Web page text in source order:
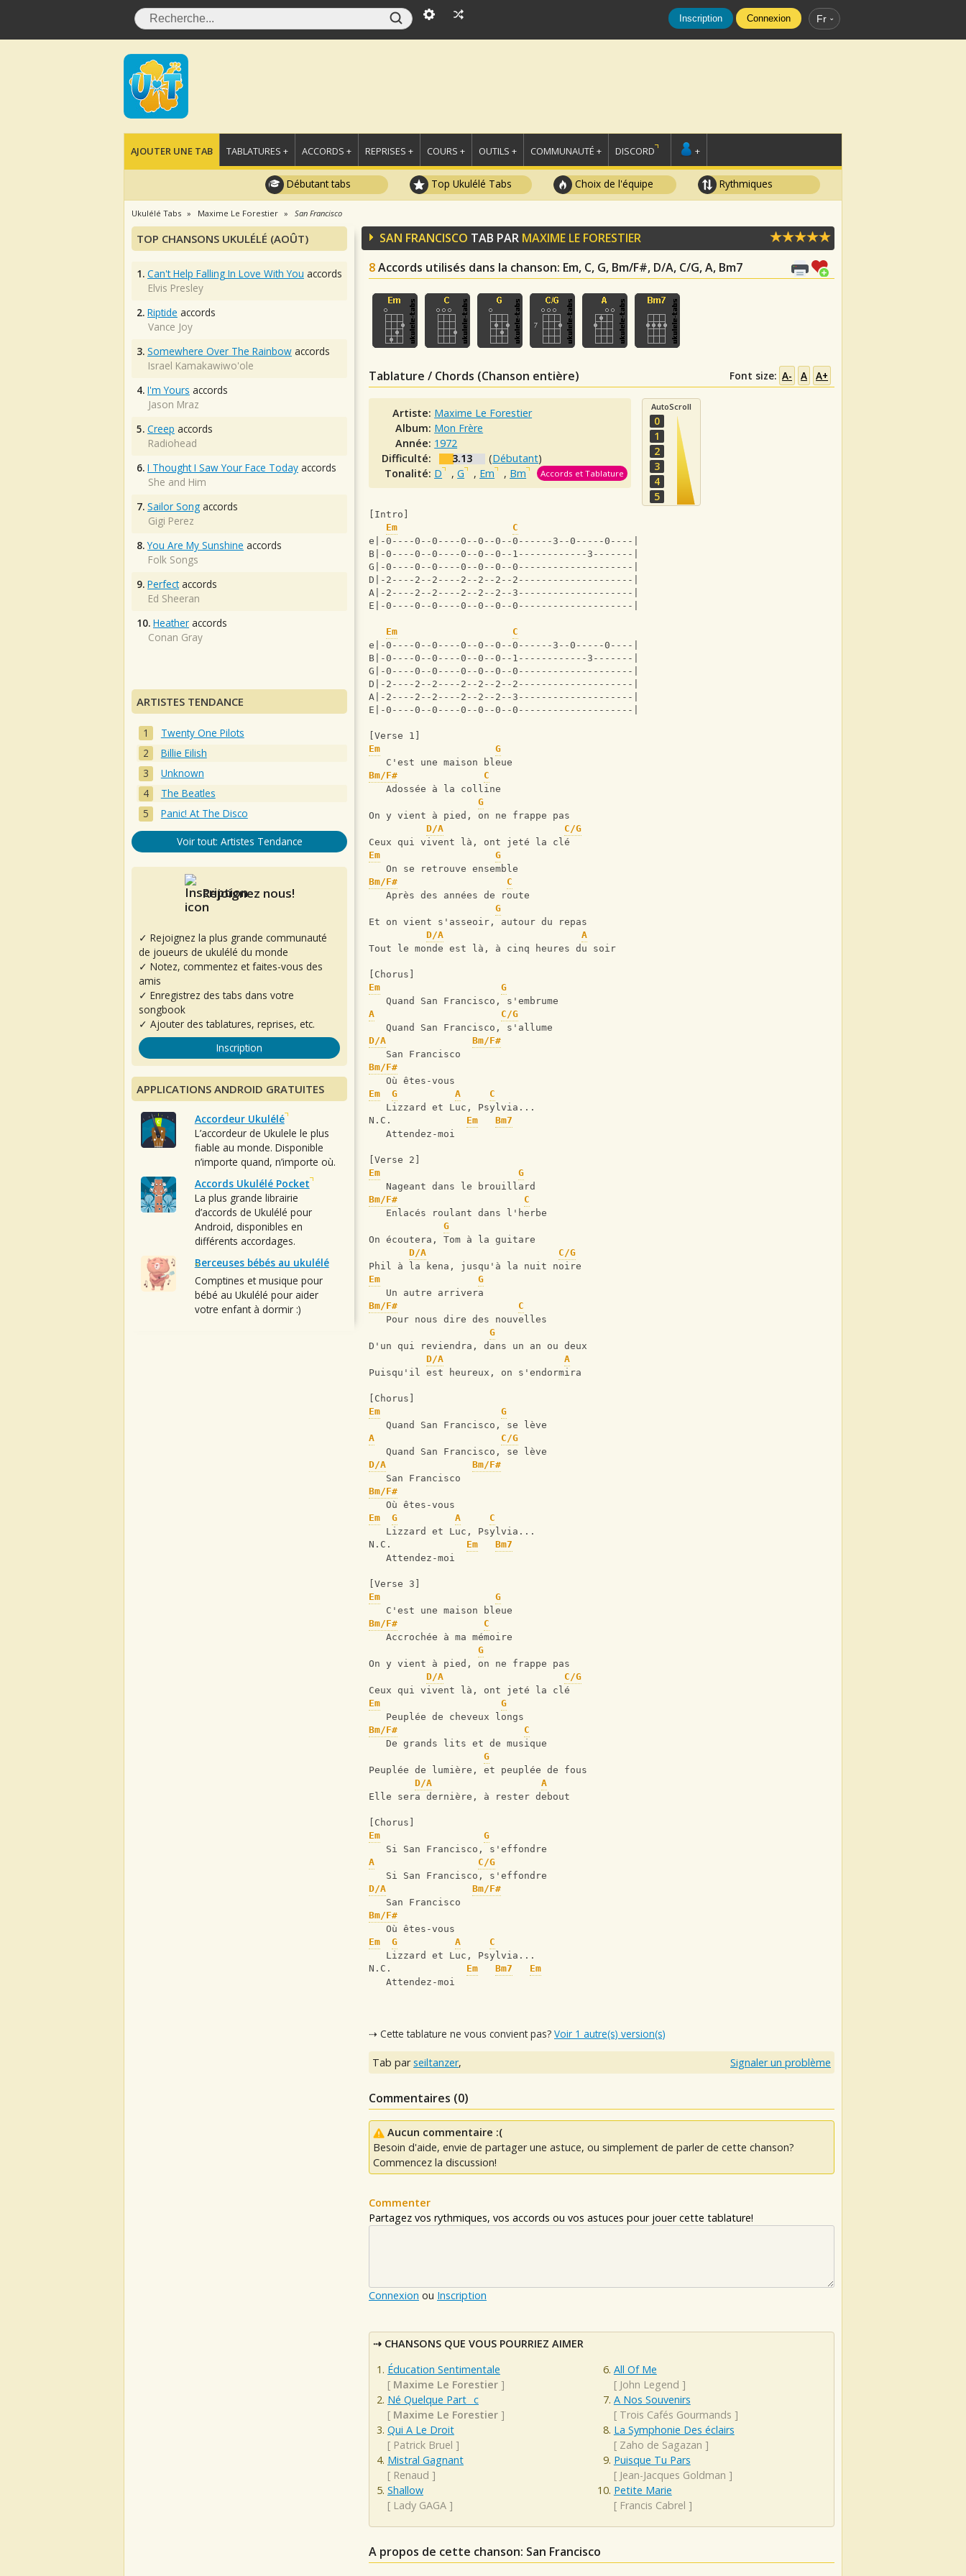
Inscription Connexion Fr
AJOUTER UNE TAB TABLATURES + ACCORDS + REPRISES + COURS + OUTILS + COMMUNAUTÉ + DISCORD +
Débutant tabs Top Ukulélé Tabs Choix de l'équipe Rythmiques
Ukulélé Tabs Maxime Le Forestier San Francisco
SAN FRANCISCO TAB PAR MAXIME LE FORESTIER
8Accords utilisés dans la chanson: Em, C, G, Bm/F#, D/A, C/G, A, Bm7
Tablature / Chords (Chanson entière) Font size: A- A A+
Artiste: Maxime Le Forestier
Album: Mon Frère
Année: 1972
Difficulté:
3.13 (Débutant)
Tonalité: D ,G , Em , Bm Accords et Tablature
AutoScroll
0
1
2
3
4
5
[Intro]
Em
C
e|-0----0--0----0--0--0--0------3--0-----0----|
B|-0----0--0----0--0--0--1------------3-------|
G|-0----0--0----0--0--0--0--------------------|
D|-2----2--2----2--2--2--2--------------------|
A|-2----2--2----2--2--2--3--------------------|
E|-0----0--0----0--0--0--0--------------------|
Em
C
e|-0----0--0----0--0--0--0------3--0-----0----|
B|-0----0--0----0--0--0--1------------3-------|
G|-0----0--0----0--0--0--0--------------------|
D|-2----2--2----2--2--2--2--------------------|
A|-2----2--2----2--2--2--3--------------------|
E|-0----0--0----0--0--0--0--------------------|
[Verse 1]
Em
G
   C'est une maison bleue
Bm/F#
C
   Adossée à la colline
G
On y vient à pied, on ne frappe pas
D/A
C/G
Ceux qui vivent là, ont jeté la clé
Em
G
   On se retrouve ensemble
Bm/F#
C
   Après des années de route
G
Et on vient s'asseoir, autour du repas
D/A
A
Tout le monde est là, à cinq heures du soir
[Chorus]
Em
G
   Quand San Francisco, s'embrume
A
C/G
   Quand San Francisco, s'allume
D/A
Bm/F#
   San Francisco
Bm/F#
   Où êtes-vous
Em
G A
C
   Lizzard et Luc, Psylvia...
N.C. Em
Bm7
   Attendez-moi
[Verse 2]
Em
G
   Nageant dans le brouillard
Bm/F#
C
   Enlacés roulant dans l'herbe
G
On écoutera, Tom à la guitare
D/A
C/G
Phil à la kena, jusqu'à la nuit noire
Em
G
   Un autre arrivera
Bm/F#
C
   Pour nous dire des nouvelles
G
D'un qui reviendra, dans un an ou deux
D/A
A
Puisqu'il est heureux, on s'endormira
[Chorus]
Em
G
   Quand San Francisco, se lève
A
C/G
   Quand San Francisco, se lève
D/A
Bm/F#
   San Francisco
Bm/F#
   Où êtes-vous
Em
G A
C
   Lizzard et Luc, Psylvia...
N.C. Em
Bm7
   Attendez-moi
[Verse 3]
Em
G
   C'est une maison bleue
Bm/F#
C
   Accrochée à ma mémoire
G
On y vient à pied, on ne frappe pas
D/A
C/G
Ceux qui vivent là, ont jeté la clé
Em
G
   Peuplée de cheveux longs
Bm/F#
C
   De grands lits et de musique
G
Peuplée de lumière, et peuplée de fous
D/A
A
Elle sera dernière, à rester debout
[Chorus]
Em
G
   Si San Francisco, s'effondre
A
C/G
   Si San Francisco, s'effondre
D/A
Bm/F#
   San Francisco
Bm/F#
   Où êtes-vous
Em
G A
C
   Lizzard et Luc, Psylvia...
N.C. Em Bm7
Em
   Attendez-moi
⇢ Cette tablature ne vous convient pas? Voir 1 autre(s) version(s)
Tab parseiltanzer, Signaler un problème
Commentaires (0)
Aucun commentaire :(
Besoin d'aide, envie de partager une astuce, ou simplement de parler de cette chanson?
Commencez la discussion!
Commenter
Partagez vos rythmiques, vos accords ou vos astuces pour jouer cette tablature!
Connexion ou Inscription
CHANSONS QUE VOUS POURRIEZ AIMER
Éducation Sentimentale
[ Maxime Le Forestier ]
Né Quelque Part _c
[ Maxime Le Forestier ]
Qui A Le Droit
[ Patrick Bruel ]
Mistral Gagnant
[ Renaud ]
Shallow
[ Lady GAGA ]
All Of Me
[ John Legend ]
A Nos Souvenirs
[ Trois Cafés Gourmands ]
La Symphonie Des éclairs
[ Zaho de Sagazan ]
Puisque Tu Pars
[ Jean-Jacques Goldman ]
Petite Marie
[ Francis Cabrel ]
A propos de cette chanson: San Francisco
TOP CHANSONS UKULÉLÉ (AOÛT)
1. Can't Help Falling In Love With You accords
Elvis Presley
2. Riptide accords
Vance Joy
3. Somewhere Over The Rainbow accords
Israel Kamakawiwo'ole
4. I'm Yours accords
Jason Mraz
5. Creep accords
Radiohead
6. I Thought I Saw Your Face Today accords
She and Him
7. Sailor Song accords
Gigi Perez
8. You Are My Sunshine accords
Folk Songs
9. Perfectaccords
Ed Sheeran
10. Heather accords
Conan Gray
ARTISTES TENDANCE
Twenty One Pilots
Billie Eilish
Unknown
The Beatles
Panic! At The Disco
Voir tout: Artistes Tendance
Rejoignez nous!
✓ Rejoignez la plus grande communauté
de joueurs de ukulélé du monde
✓ Notez, commentez et faites-vous des
amis
✓ Enregistrez des tabs dans votre
songbook
✓ Ajouter des tablatures, reprises, etc.
Inscription
APPLICATIONS ANDROID GRATUITES
Accordeur Ukulélé
L’accordeur de Ukulele le plus
fiable au monde. Disponible
n’importe quand, n’importe où.
Accords Ukulélé Pocket
La plus grande librairie
d’accords de Ukulélé pour
Android, disponibles en
différents accordages.
Berceuses bébés au ukulélé
Comptines et musique pour
bébé au Ukulélé pour aider
votre enfant à dormir :)